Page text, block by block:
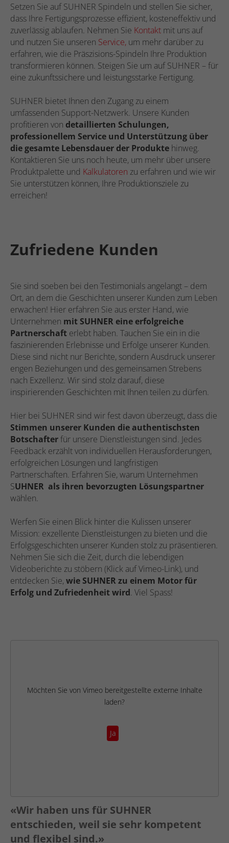
Setzen Sie auf SUHNER Spindeln und stellen Sie sicher,
dass Ihre Fertigungsprozesse effizient, kosteneffektiv und
zuverlässig ablaufen. Nehmen Sie Kontakt mit uns auf
und nutzen Sie unseren Service, um mehr darüber zu
erfahren, wie die Präszisions-Spindeln Ihre Produktion
transformieren können. Steigen Sie um auf SUHNER – für
eine zukunftssichere und leistungsstarke Fertigung.
SUHNER bietet Ihnen den Zugang zu einem
umfassenden Support-Netzwerk. Unsere Kunden
profitieren von detaillierten Schulungen,
professionellem Service und Unterstützung über
die gesamte Lebensdauer der Produkte hinweg.
Kontaktieren Sie uns noch heute, um mehr über unsere
Produktpalette und Kalkulatoren zu erfahren und wie wir
Sie unterstützen können, Ihre Produktionsziele zu
erreichen!
Zufriedene Kunden
Sie sind soeben bei den Testimonials angelangt – dem
Ort, an dem die Geschichten unserer Kunden zum Leben
erwachen! Hier erfahren Sie aus erster Hand, wie
Unternehmen mit SUHNER eine erfolgreiche
Partnerschaft erlebt haben. Tauchen Sie ein in die
faszinierenden Erlebnisse und Erfolge unserer Kunden.
Diese sind nicht nur Berichte, sondern Ausdruck unserer
engen Beziehungen und des gemeinsamen Strebens
nach Exzellenz. Wir sind stolz darauf, diese
inspirierenden Geschichten mit Ihnen teilen zu dürfen.
Hier bei SUHNER sind wir fest davon überzeugt, dass die
Stimmen unserer Kunden die authentischsten
Botschafterfür unsere Dienstleistungen sind. Jedes
Feedback erzählt von individuellen Herausforderungen,
erfolgreichen Lösungen und langfristigen
Partnerschaften. Erfahren Sie, warum Unternehmen
SUHNER als ihren bevorzugten Lösungspartner
wählen.
Werfen Sie einen Blick hinter die Kulissen unserer
Mission: exzellente Dienstleistungen zu bieten und die
Erfolgsgeschichten unserer Kunden stolz zu präsentieren.
Nehmen Sie sich die Zeit, durch die lebendigen
Videoberichte zu stöbern (Klick auf Vimeo-Link), und
entdecken Sie,wie SUHNER zu einem Motor für
Erfolg und Zufriedenheit wird. Viel Spass!
Möchten Sie von Vimeobereitgestellte externe Inhalte
laden?
Ja
«Wir haben uns für SUHNER
entschieden, weil sie sehr kompetent
und flexibel sind.»